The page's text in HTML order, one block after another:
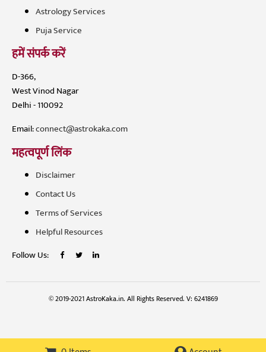
Astrology Services
Puja Service
हमें संपर्क करें
D-366,
West Vinod Nagar
Delhi - 110092
Email:connect@astrokaka.com
महत्वपूर्ण लिंक
Disclaimer
Contact Us
Terms of Services
Helpful Resources
Follow Us:
© 2019-2021 AstroKaka.in. All Rights Reserved. V: 6241869